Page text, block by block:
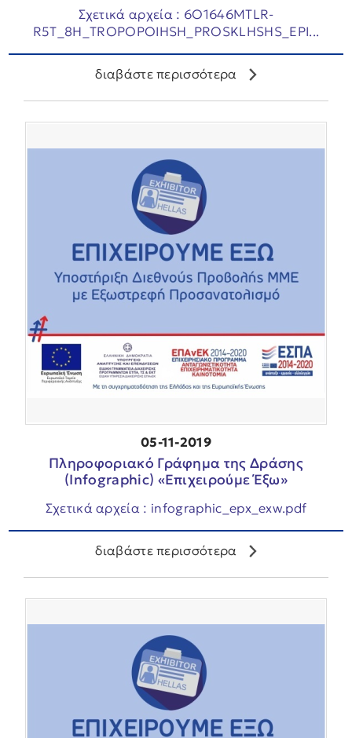
Σχετικά αρχεία : 6O1646MTLR-
R5T_8H_TROPOPOIHSH_PROSKLHSHS_EPI...
διαβάστε περισσότερα
05-11-2019
Πληροφοριακό Γράφημα της Δράσης
(Infographic) «Επιχειρούμε Έξω»
Σχετικά αρχεία : infographic_epx_exw.pdf
διαβάστε περισσότερα